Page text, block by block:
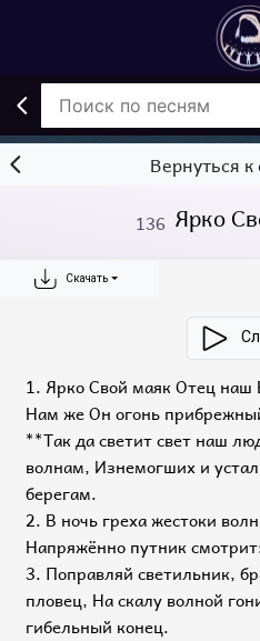
Вернуться к
136 Ярко
Скачать
1. Ярко Свой маяк Отец наш
Нам же Он огонь
**Так да светит свет наш
волнам, Изнемогших и
берегам.
2. В ночь греха жестоки
Напряжённо путник
3. Поправляй светильник,
пловец, На скалу волной
гибельный конец.